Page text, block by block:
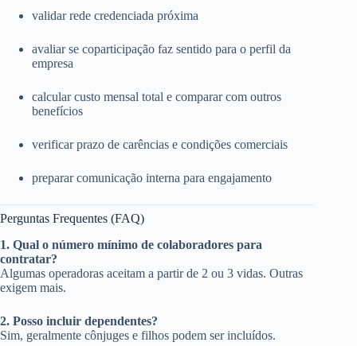
validar rede credenciada próxima
avaliar se coparticipação faz sentido para o perfil da
empresa
calcular custo mensal total e comparar com outros
benefícios
verificar prazo de carências e condições comerciais
preparar comunicação interna para engajamento
Perguntas Frequentes (FAQ)
1. Qual o número mínimo de colaboradores para
contratar?
Algumas operadoras aceitam a partir de 2 ou 3 vidas. Outras
exigem mais.
2. Posso incluir dependentes?
Sim, geralmente cônjuges e filhos podem ser incluídos.